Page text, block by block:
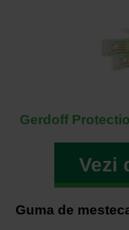
Gerdoff
Vezi
Guma de